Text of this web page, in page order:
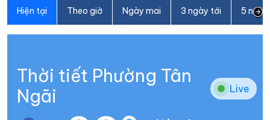
Hiện tại Theo giờ Ngày mai 3 ngày tới 5
Thời tiết Phường Tân
Ngãi
Live